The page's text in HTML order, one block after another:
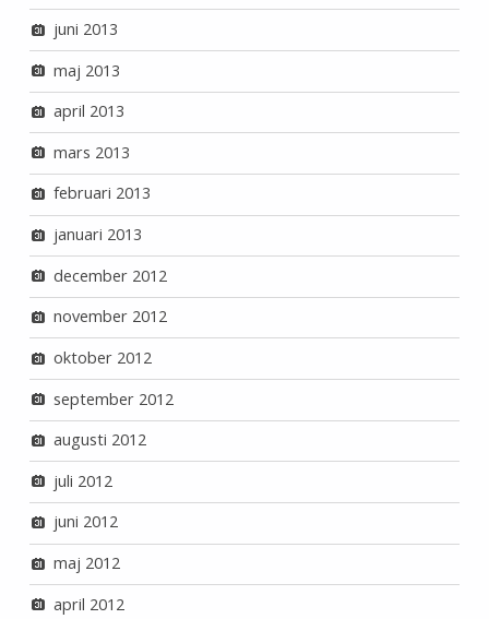
juni 2013
maj 2013
april 2013
mars 2013
februari 2013
januari 2013
december 2012
november 2012
oktober 2012
september 2012
augusti 2012
juli 2012
juni 2012
maj 2012
april 2012